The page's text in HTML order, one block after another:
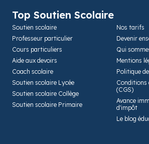
Top Soutien Scolaire
Soutien scolaire
Professeur particulier
Cours particuliers
Aide aux devoirs
Coach scolaire
Soutien scolaire Lycée
Soutien scolaire Collège
Soutien scolaire Primaire
Nos tarifs
Devenir
Qui
Mentions
Politique
Conditions
(CGS)
Avance
d'impôt
Le blog